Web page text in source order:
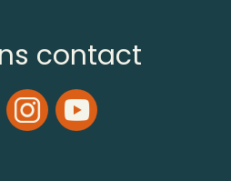
contact